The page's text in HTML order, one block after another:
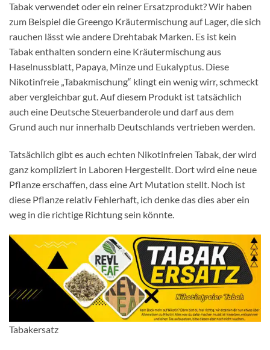
Tabak verwendet oder ein reiner Ersatzprodukt? Wir haben
zum Beispiel die Greengo Kräutermischung auf Lager, die sich
rauchen lässt wie andere Drehtabak Marken. Es ist kein
Tabak enthalten sondern eine Kräutermischung aus
Haselnussblatt, Papaya, Minze und Eukalyptus. Diese
Nikotinfreie „Tabakmischung“ klingt ein wenig wirr, schmeckt
aber vergleichbar gut. Auf diesem Produkt ist tatsächlich
auch eine Deutsche Steuerbanderole und darf aus dem
Grund auch nur innerhalb Deutschlands vertrieben werden.
Tatsächlich gibt es auch echten Nikotinfreien Tabak, der wird
ganz kompliziert in Laboren Hergestellt. Dort wird eine neue
Pflanze erschaffen, dass eine Art Mutation stellt. Noch ist
diese Pflanze relativ Fehlerhaft, ich denke das dies aber ein
weg in die richtige Richtung sein könnte.
Tabakersatz